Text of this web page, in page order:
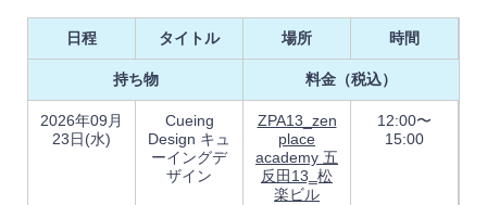
日程 タイトル 場所 時間
持ち物 料金（税込）
2026年09月
23日(水)
Cueing
Design キュ
ーイングデ
ザイン
ZPA13_zen
place
academy 五
反田13‗松
楽ビル
12:00〜
15:00